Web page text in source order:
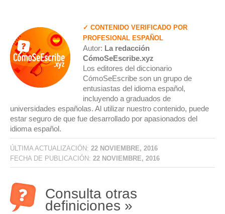
✓ CONTENIDO VERIFICADO POR
PROFESIONAL ESPAÑOL
Autor: La redacción
CómoSeEscribe.xyz
Los editores del diccionario
CómoSeEscribe son un grupo de
entusiastas del idioma español,
incluyendo a graduados de
universidades españolas. Al utilizar nuestro contenido, puede
estar seguro de que fue desarrollado por apasionados del
idioma español.
ÚLTIMA ACTUALIZACIÓN: 22 NOVIEMBRE, 2016
FECHA DE PUBLICACIÓN: 22 NOVIEMBRE, 2016
Consulta otras
definiciones »